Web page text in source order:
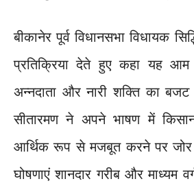
बीकानेर पूर्व विधानसभा विधायक
प्रतिक्रिया देते हुए कहा यह आम
अन्नदाता और नारी शक्ति का बजट
सीतारमण ने अपने भाषण में
आर्थिक रूप से मजबूत करने पर जोर
घोषणाएं शानदार गरीब और माध्यम